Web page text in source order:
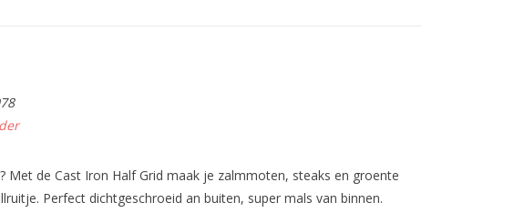
Met de Cast Iron Half Grid maak je zalmmoten, steaks en groente
Perfect dichtgeschroeid an buiten, super mals van binnen.